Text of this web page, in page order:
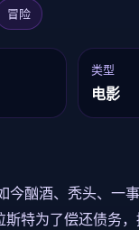
冒险
类型
电影
今酗酒、秃头、一
特为了偿还债务